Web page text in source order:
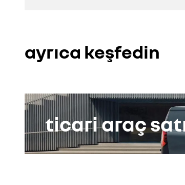
konfigüratör
ayrıca keşfedin
ticari araç